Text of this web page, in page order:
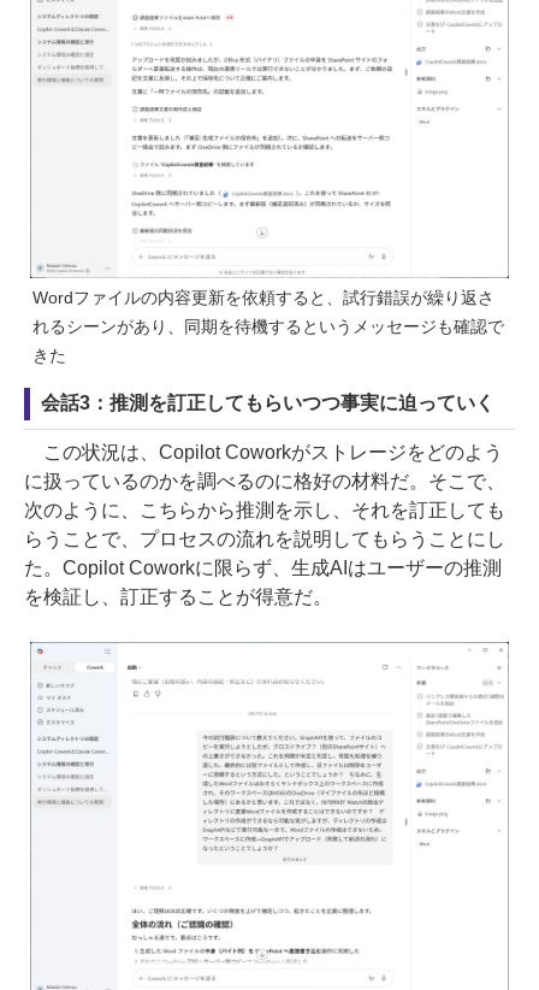
Wordファイルの内容更新を依頼すると、試行錯誤が繰り返さ
れるシーンがあり、同期を待機するというメッセージも確認で
きた
会話3：推測を訂正してもらいつつ事実に迫っていく
この状況は、Copilot Coworkがストレージをどのよう
に扱っているのかを調べるのに格好の材料だ。そこで、
次のように、こちらから推測を示し、それを訂正しても
らうことで、プロセスの流れを説明してもらうことにし
た。Copilot Coworkに限らず、生成AIはユーザーの推測
を検証し、訂正することが得意だ。